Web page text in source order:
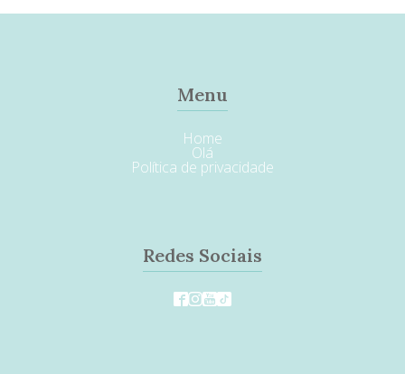
Menu
Home
Olá
Política de privacidade
Redes Sociais